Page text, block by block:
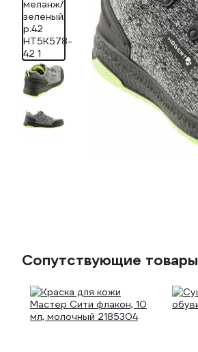
Сопутствующие товары